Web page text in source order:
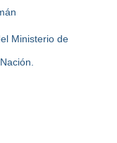
Ministerio de